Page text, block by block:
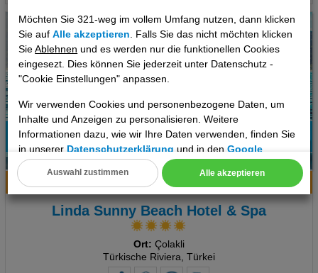
Möchten Sie 321-weg im vollem Umfang nutzen, dann klicken
Sie aufAlle akzeptieren . Falls Sie das nicht möchten klicken
SieAblehnen und es werden nur die funktionellen Cookies
eingesezt. Dies können Sie jederzeit unter Datenschutz -
"Cookie Einstellungen" anpassen.
Wir verwenden Cookies und personenbezogene Daten, um
Inhalte und Anzeigen zu personalisieren. Weitere
Informationen dazu, wie wir Ihre Daten verwenden, finden Sie
in unsererDatenschutzerklärung und in denGoogle
Datenschutz- und Nutzungsbedingungen
Cookie Einstellungen
Technische Cookies
Alle akzeptieren
Auswahl zustimmen
Empfehlung
Bilder
Linda Sunny Beach Hotel & Spa
Ort: Çolakli
Türkische Riviera, Türkei